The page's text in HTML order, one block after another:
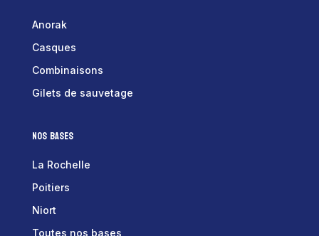
Anorak
Casques
Combinaisons
Gilets de sauvetage
Nos bases
La Rochelle
Poitiers
Niort
Toutes nos bases